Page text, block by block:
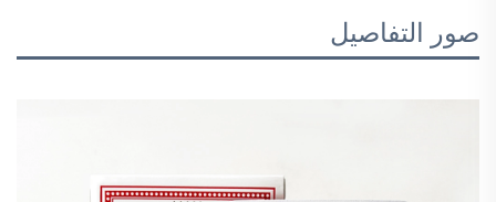
صور التفاصيل